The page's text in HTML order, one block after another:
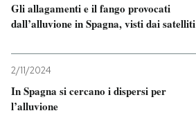
Gli allagamenti e il fango provocati
dall’alluvione in Spagna, visti dai satelliti
2/11/2024
In Spagna si cercano i dispersi per
l’alluvione